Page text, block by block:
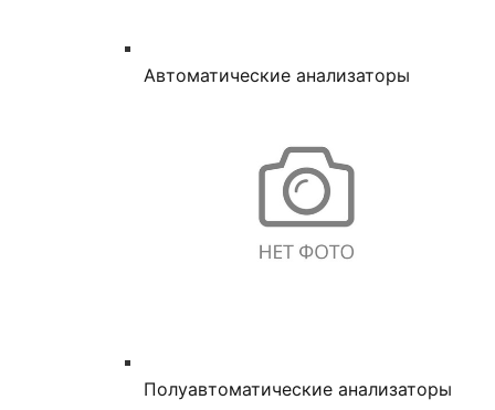
Автоматические анализаторы
Полуавтоматические анализаторы